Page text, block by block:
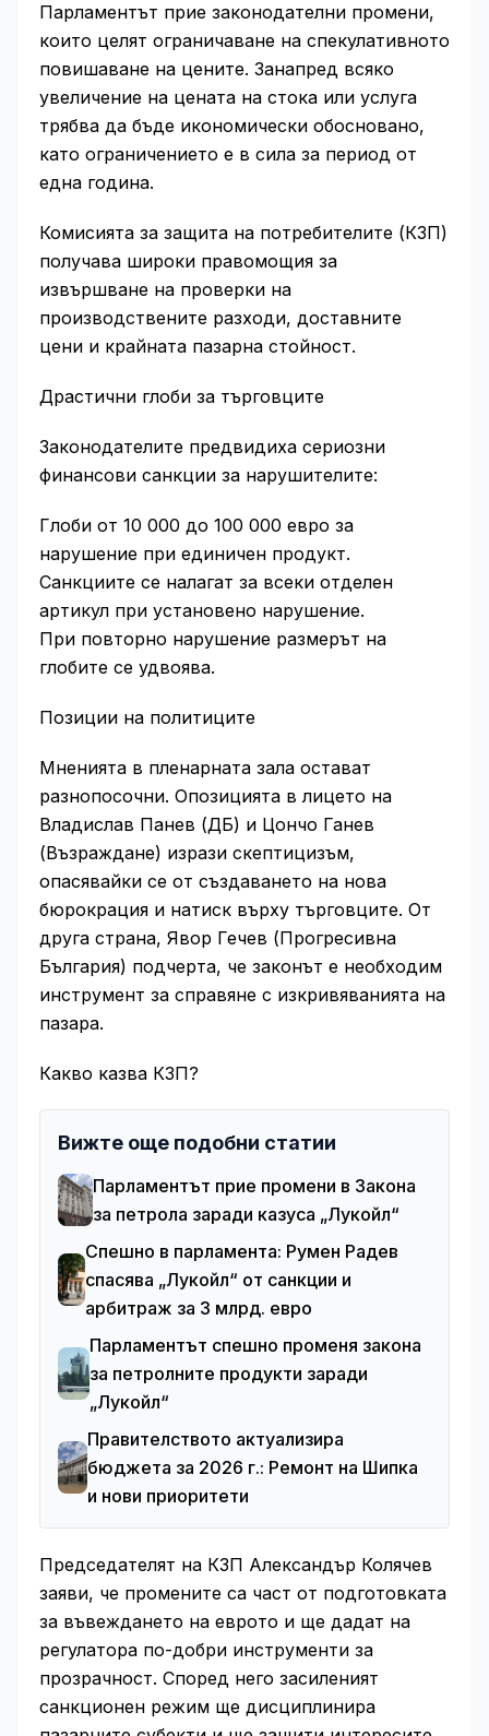
Парламентът прие законодателни промени,
които целят ограничаване на спекулативното
повишаване на цените. Занапред всяко
увеличение на цената на стока или услуга
трябва да бъде икономически обосновано,
като ограничението е в сила за период от
една година.
Комисията за защита на потребителите (КЗП)
получава широки правомощия за
извършване на проверки на
производствените разходи, доставните
цени и крайната пазарна стойност.
Драстични глоби за търговците
Законодателите предвидиха сериозни
финансови санкции за нарушителите:
Глоби от 10 000 до 100 000 евро за
нарушение при единичен продукт.
Санкциите се налагат за всеки отделен
артикул при установено нарушение.
При повторно нарушение размерът на
глобите се удвоява.
Позиции на политиците
Мненията в пленарната зала остават
разнопосочни. Опозицията в лицето на
Владислав Панев (ДБ) и Цончо Ганев
(Възраждане) изрази скептицизъм,
опасявайки се от създаването на нова
бюрокрация и натиск върху търговците. От
друга страна, Явор Гечев (Прогресивна
България) подчерта, че законът е необходим
инструмент за справяне с изкривяванията на
пазара.
Какво казва КЗП?
Вижте още подобни статии
Парламентът прие промени в Закона
за петрола заради казуса „Лукойл“
Спешно в парламента: Румен Радев
спасява „Лукойл“ от санкции и
арбитраж за 3 млрд. евро
Парламентът спешно променя закона
за петролните продукти заради
„Лукойл“
Правителството актуализира
бюджета за 2026 г.: Ремонт на Шипка
и нови приоритети
Председателят на КЗП Александър Колячев
заяви, че промените са част от подготовката
за въвеждането на еврото и ще дадат на
регулатора по-добри инструменти за
прозрачност. Според него засиленият
санкционен режим ще дисциплинира